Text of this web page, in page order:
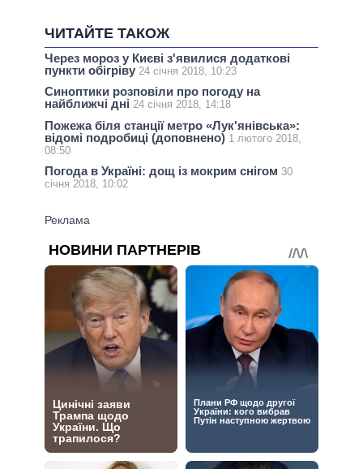
ЧИТАЙТЕ ТАКОЖ
Через мороз у Києві з'явилися додаткові
пункти обігріву 24 січня 2018, 10:23
Синоптики розповіли про погоду на
найближчі дні 24 січня 2018, 14:18
Пожежа біля станції метро «Лук'янівська»:
відомі подробиці (доповнено) 1 лютого 2018,
08:50
Погода в Україні: дощ із мокрим снігом 30
січня 2018, 10:02